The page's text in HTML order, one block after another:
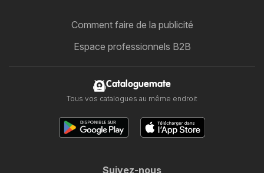
Comment faire de la publicité
Espace professionnels B2B
Cataloguemate
Tous vos catalogues au même endroit
Suivez-nous